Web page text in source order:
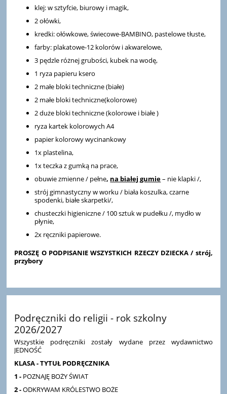
klej: w sztyfcie, biurowy i magik,
2 ołówki,
kredki: ołówkowe, świecowe-BAMBINO, pastelowe tłuste,
farby: plakatowe-12 kolorów i akwarelowe,
3 pędzle różnej grubości, kubek na wodę,
1 ryza papieru ksero
2 małe bloki techniczne (białe)
2 małe bloki techniczne(kolorowe)
2 duże bloki techniczne (kolorowe i białe )
ryza kartek kolorowych A4
papier kolorowy wycinankowy
1x plastelina,
1x teczka z gumką na prace,
obuwie zmienne / pełne, na białej gumie– nie klapki /,
strój gimnastyczny w worku / biała koszulka, czarne
spodenki, białe skarpetki/,
chusteczki higieniczne / 100 sztuk w pudełku /, mydło w
płynie,
2x ręczniki papierowe.
PROSZĘ O PODPISANIE WSZYSTKICH RZECZY DZIECKA / strój,
przybory
Podręczniki do religii - rok szkolny
2026/2027
Wszystkie podręczniki zostały wydane przez wydawnictwo
JEDNOŚĆ
KLASA - TYTUŁ PODRĘCZNIKA
1 - POZNAJĘ BOŻY ŚWIAT
2 -ODKRYWAM KRÓLESTWO BOŻE